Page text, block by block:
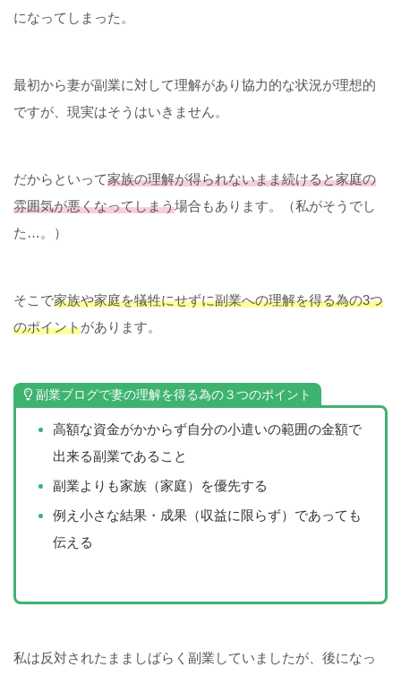
になってしまった。
最初から妻が副業に対して理解があり協力的な状況が理想的
ですが、現実はそうはいきません。
だからといって家族の理解が得られないまま続けると家庭の
雰囲気が悪くなってしまう場合もあります。（私がそうでし
た…。）
そこで家族や家庭を犠牲にせずに副業への理解を得る為の3つ
のポイントがあります。
副業ブログで妻の理解を得る為の３つのポイント
高額な資金がかからず自分の小遣いの範囲の金額で
出来る副業であること
副業よりも家族（家庭）を優先する
例え小さな結果・成果（収益に限らず）であっても
伝える
私は反対されたまましばらく副業していましたが、後になっ